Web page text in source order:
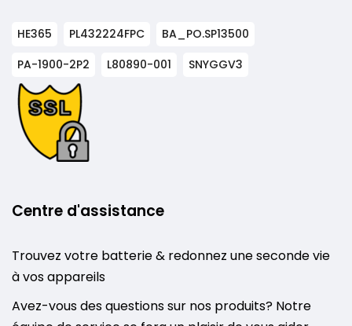
HE365 PL432224FPC
BA_PO.SP13500
PA-1900-2P2
L80890-001 SNYGGV3
Centre d'assistance
Trouvez votre batterie & redonnez une seconde vie
à vos appareils
Avez-vous des questions sur nos produits? Notre